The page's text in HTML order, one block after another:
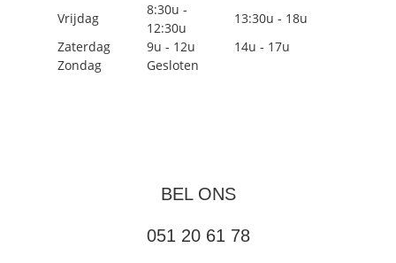
Vrijdag
8:30u -
12:30u
13:30u - 18u
Zaterdag
9u - 12u
14u - 17u
Zondag
Gesloten
BEL ONS
051 20 61 78